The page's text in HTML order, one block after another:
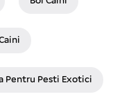
Pentru Pesti Exotici